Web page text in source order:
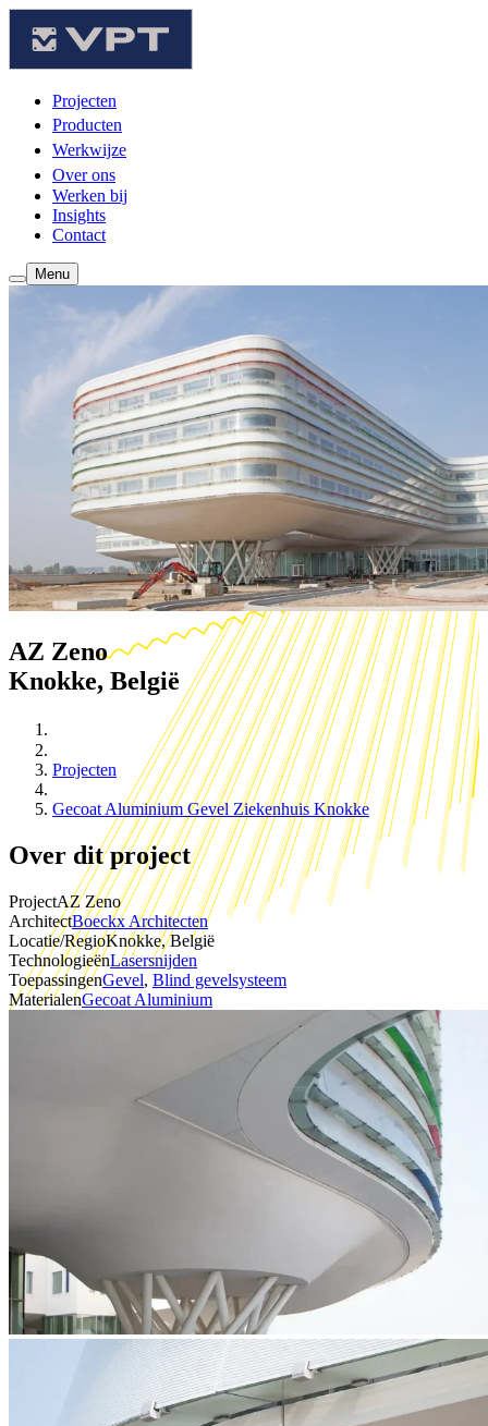
Projecten
Producten
Werkwijze
Over ons
Werken bij
Insights
Contact
Menu
AZ Zeno
Knokke, België
Projecten
Gecoat Aluminium Gevel Ziekenhuis Knokke
Over dit project
ProjectAZ Zeno
ArchitectBoeckx Architecten
Locatie/RegioKnokke, België
TechnologieënLasersnijden
ToepassingenGevel, Blind gevelsysteem
MaterialenGecoat Aluminium